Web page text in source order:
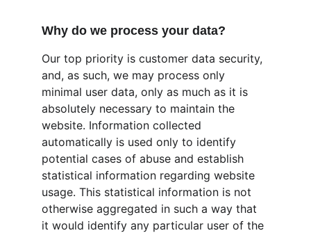
Why do we process your data?
Our top priority is customer data security,
and, as such, we may process only
minimal user data, only as much as it is
absolutely necessary to maintain the
website. Information collected
automatically is used only to identify
potential cases of abuse and establish
statistical information regarding website
usage. This statistical information is not
otherwise aggregated in such a way that
it would identify any particular user of the